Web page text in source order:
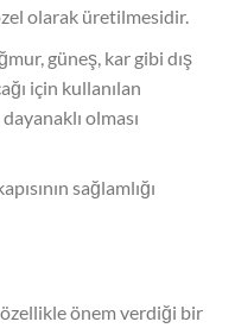
olarak üretilmesidir.
güneş, kar gibi dış
için kullanılan
olması
sağlamlığı
özellikle önem verdiği bir